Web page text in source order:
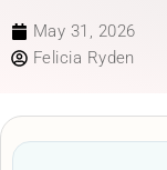
May 31, 2026
Felicia Ryden